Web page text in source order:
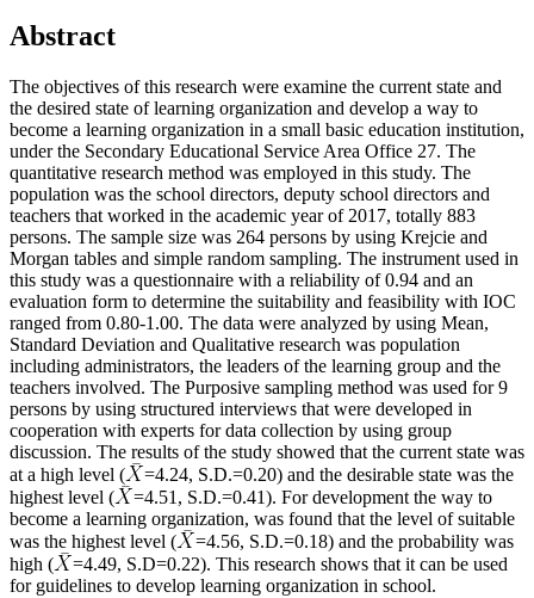
Abstract
The objectives of this research were examine the current state and
the desired state of learning organization and develop a way to
become a learning organization in a small basic education institution,
under the Secondary Educational Service Area Office 27. The
quantitative research method was employed in this study. The
population was the school directors, deputy school directors and
teachers that worked in the academic year of 2017, totally 883
persons. The sample size was 264 persons by using Krejcie and
Morgan tables and simple random sampling. The instrument used in
this study was a questionnaire with a reliability of 0.94 and an
evaluation form to determine the suitability and feasibility with IOC
ranged from 0.80-1.00. The data were analyzed by using Mean,
Standard Deviation and Qualitative research was population
including administrators, the leaders of the learning group and the
teachers involved. The Purposive sampling method was used for 9
persons by using structured interviews that were developed in
cooperation with experts for data collection by using group
discussion. The results of the study showed that the current state was
at a high level (
=4.24, S.D.=0.20) and the desirable state was the
highest level (
=4.51, S.D.=0.41). For development the way to
become a learning organization, was found that the level of suitable
was the highest level (
=4.56, S.D.=0.18) and the probability was
high (
=4.49, S.D=0.22). This research shows that it can be used
for guidelines to develop learning organization in school.